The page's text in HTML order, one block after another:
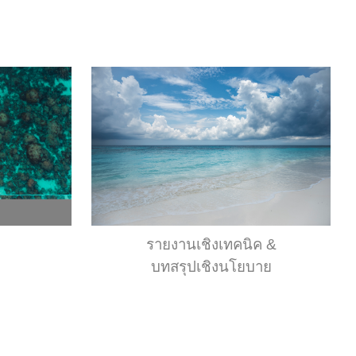
รายงานเชิงเทคนิค &
บทสรุปเชิงนโยบาย